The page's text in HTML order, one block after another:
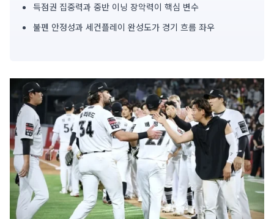
심
득점권 집중력과 중반 이닝 장악력이 핵심 변수
불펜 안정성과 세컨플레이 완성도가 경기 흐름 좌우